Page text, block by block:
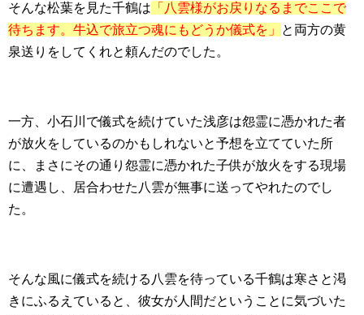
そんな松葉を見た千鶴は 「八雲様がお戻りなるまでここで
待ちます。牛込で旅立つ魂にもどうか儀式を」
と両方の黄
泉送りをしてくれと頼んだのでした。
一方、小石川で儀式を続けていた浅彦は怨霊に憑かれた者
が放火をしているのかもしれないと予想を立てていた所
に、まさにその通り怨霊に憑かれた子供が放火をする現場
に遭遇し、居合わせた八雲が無事に送ってやれたのでし
た。
そんな風に儀式を続ける八雲を待っている千鶴は寒さと渇
きにふるえていると、彼女が人間だということに気づいた